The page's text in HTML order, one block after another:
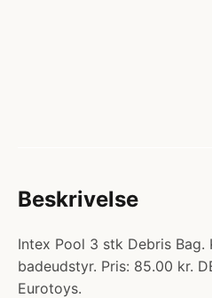
Beskrivelse
Intex Pool 3 stk Debris Bag.
badeudstyr. Pris: 85.00 kr.
Eurotoys.